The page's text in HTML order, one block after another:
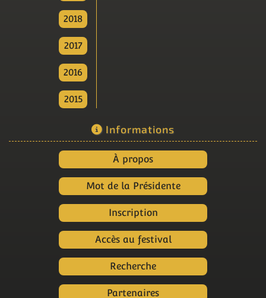
2018
2017
2016
2015
Informations
À propos
Mot de la Présidente
Inscription
Accès au festival
Recherche
Partenaires